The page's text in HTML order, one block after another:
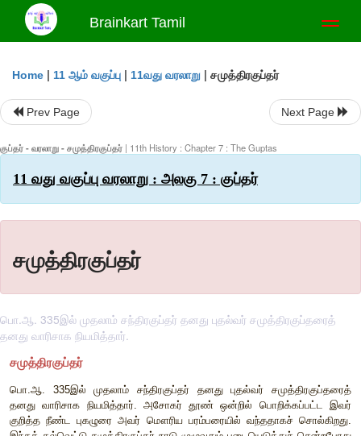
Brainkart Tamil
Home | 11 ஆம் வகுப்பு | 11வது வரலாறு | சமுத்திரகுப்தர்
Prev Page Next Page
குப்தர் - வரலாறு - சமுத்திரகுப்தர் | 11th History : Chapter 7 : The Guptas
11 வது வகுப்பு வரலாறு : அலகு 7 : குப்தர்
சமுத்திரகுப்தர்
பொ.ஆ. 335இல் முதலாம் சந்திரகுப்தர் தனது புதல்வர் சமுத்திரகுப்தரைத்
தனது வாரிசாக நியமித்தார்.